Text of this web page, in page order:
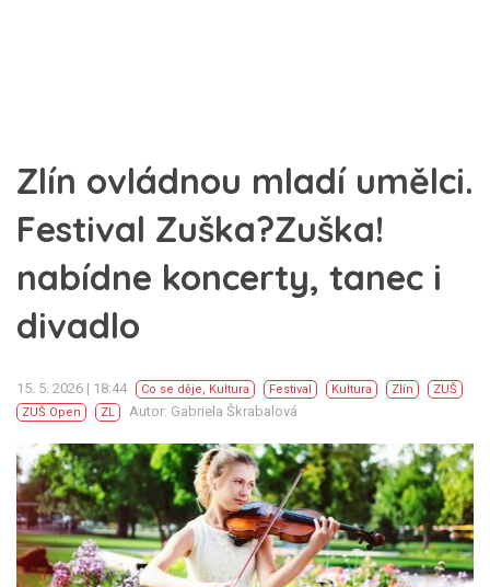
Zlín ovládnou mladí umělci.
Festival Zuška?Zuška!
nabídne koncerty, tanec i
divadlo
15. 5. 2026 | 18:44 Co se děje, Kultura Festival Kultura Zlín
ZUŠ
ZUŠ Open
ZL Autor: Gabriela Škrabalová